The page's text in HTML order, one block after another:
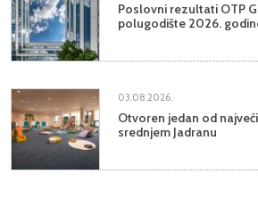
Poslovni rezultati OTP
polugodište 2026.
03.08.2026.
Otvoren jedan od
srednjem Jadranu